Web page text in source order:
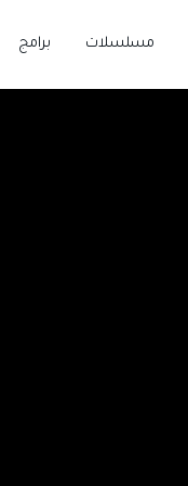
مسلسلات برامج